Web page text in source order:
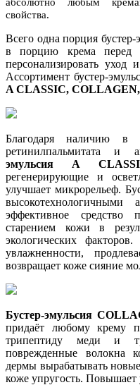
свойства.
Всего одна порция
в порцию крема перед
персонализировать уход
Ассортимент бустер-
A CLASSIC,
Благодаря наличию в
ретинилпальмитата и
эмульсия
A
регенерирующие и
улучшает микрорельеф.
эффективное
старением кожи в
экологических
увлажненности,
возвращает коже сияние
Бустер-эмульсия
придаёт любому крему
трипептиду меди и
поврежденные волокна
дермы вырабатывать
коже упругость. Повышает